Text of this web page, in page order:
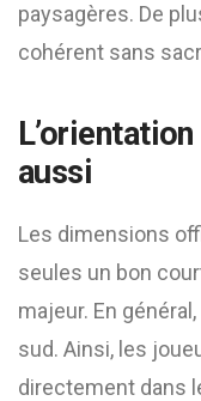
paysagères. De
cohérent sans
aussi
Les dimensions
seules un bon
majeur. En
sud. Ainsi, les
directement dans